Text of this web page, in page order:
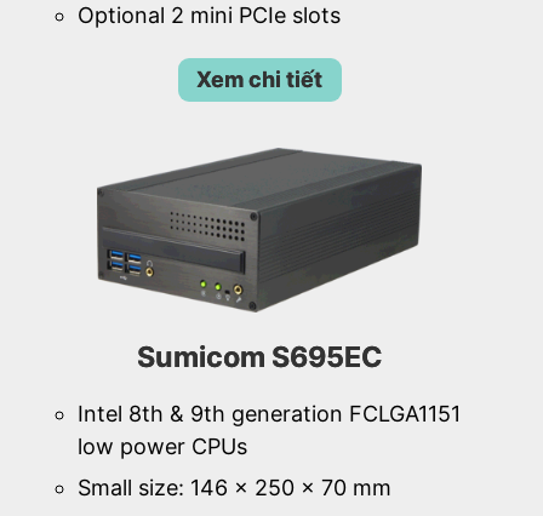
Optional 2 mini PCIe slots
Xem chi tiết
Sumicom S695EC
Intel 8th & 9th generation FCLGA1151
low power CPUs
Small size: 146 × 250 × 70 mm